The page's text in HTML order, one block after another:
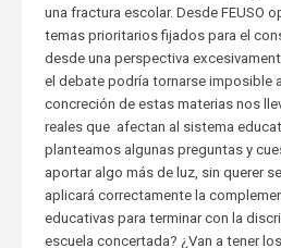
una fractura escolar. Desde FEUSO
temas prioritarios fijados para el
desde una perspectiva
el debate podría tornarse imposible
concreción de estas materias nos
reales que afectan al sistema
planteamos algunas preguntas y
aportar algo más de luz, sin querer
aplicará correctamente la
educativas para terminar con la
escuela concertada? ¿Van a tener